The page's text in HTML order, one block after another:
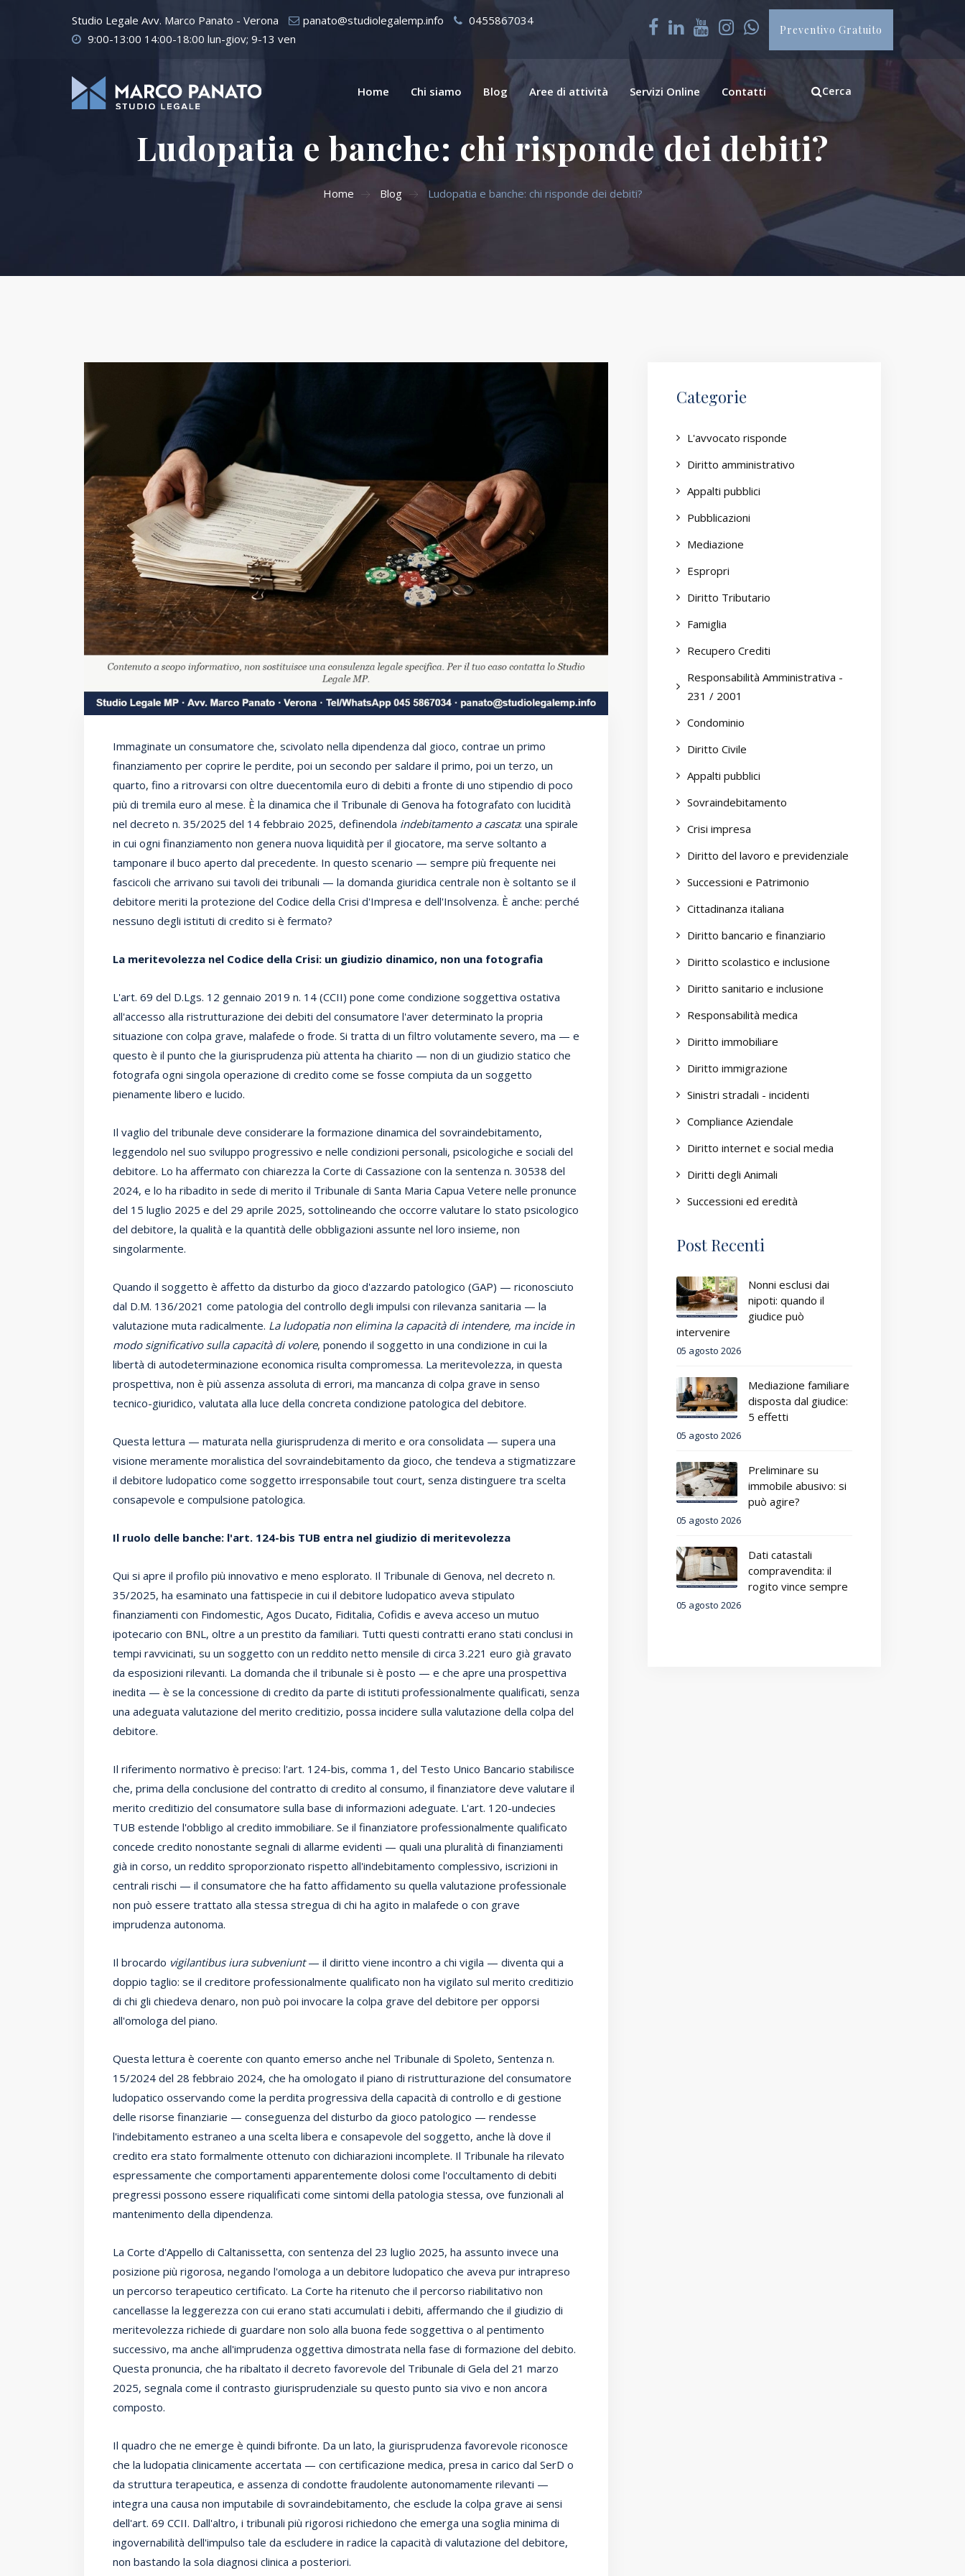
Studio Legale Avv. Marco Panato - Verona panato@studiolegalemp.info
0455867034
9:00-13:00 14:00-18:00 lun-giov; 9-13 ven
Preventivo Gratuito
Home Chi siamo Blog Aree di attività Servizi Online Contatti Cerca
Ludopatia e banche: chi risponde dei debiti?
Home Blog Ludopatia e banche: chi risponde dei debiti?
Immaginate un consumatore che, scivolato nella dipendenza dal gioco, contrae un primo
finanziamento per coprire le perdite, poi un secondo per saldare il primo, poi un terzo, un
quarto, fino a ritrovarsi con oltre duecentomila euro di debiti a fronte di uno stipendio di poco
più di tremila euro al mese. È la dinamica che il Tribunale di Genova ha fotografato con lucidità
nel decreto n. 35/2025 del 14 febbraio 2025, definendola indebitamento a cascata: una spirale
in cui ogni finanziamento non genera nuova liquidità per il giocatore, ma serve soltanto a
tamponare il buco aperto dal precedente. In questo scenario — sempre più frequente nei
fascicoli che arrivano sui tavoli dei tribunali — la domanda giuridica centrale non è soltanto se il
debitore meriti la protezione del Codice della Crisi d'Impresa e dell'Insolvenza. È anche: perché
nessuno degli istituti di credito si è fermato?
La meritevolezza nel Codice della Crisi: un giudizio dinamico, non una fotografia
L'art. 69 del D.Lgs. 12 gennaio 2019 n. 14 (CCII) pone come condizione soggettiva ostativa
all'accesso alla ristrutturazione dei debiti del consumatore l'aver determinato la propria
situazione con colpa grave, malafede o frode. Si tratta di un filtro volutamente severo, ma — e
questo è il punto che la giurisprudenza più attenta ha chiarito — non di un giudizio statico che
fotografa ogni singola operazione di credito come se fosse compiuta da un soggetto
pienamente libero e lucido.
Il vaglio del tribunale deve considerare la formazione dinamica del sovraindebitamento,
leggendolo nel suo sviluppo progressivo e nelle condizioni personali, psicologiche e sociali del
debitore. Lo ha affermato con chiarezza la Corte di Cassazione con la sentenza n. 30538 del
2024, e lo ha ribadito in sede di merito il Tribunale di Santa Maria Capua Vetere nelle pronunce
del 15 luglio 2025 e del 29 aprile 2025, sottolineando che occorre valutare lo stato psicologico
del debitore, la qualità e la quantità delle obbligazioni assunte nel loro insieme, non
singolarmente.
Quando il soggetto è affetto da disturbo da gioco d'azzardo patologico (GAP) — riconosciuto
dal D.M. 136/2021 come patologia del controllo degli impulsi con rilevanza sanitaria — la
valutazione muta radicalmente. La ludopatia non elimina la capacità di intendere, ma incide in
modo significativo sulla capacità di volere, ponendo il soggetto in una condizione in cui la
libertà di autodeterminazione economica risulta compromessa. La meritevolezza, in questa
prospettiva, non è più assenza assoluta di errori, ma mancanza di colpa grave in senso
tecnico-giuridico, valutata alla luce della concreta condizione patologica del debitore.
Questa lettura — maturata nella giurisprudenza di merito e ora consolidata — supera una
visione meramente moralistica del sovraindebitamento da gioco, che tendeva a stigmatizzare
il debitore ludopatico come soggetto irresponsabile tout court, senza distinguere tra scelta
consapevole e compulsione patologica.
Il ruolo delle banche: l'art. 124-bis TUB entra nel giudizio di meritevolezza
Qui si apre il profilo più innovativo e meno esplorato. Il Tribunale di Genova, nel decreto n.
35/2025, ha esaminato una fattispecie in cui il debitore ludopatico aveva stipulato
finanziamenti con Findomestic, Agos Ducato, Fiditalia, Cofidis e aveva acceso un mutuo
ipotecario con BNL, oltre a un prestito da familiari. Tutti questi contratti erano stati conclusi in
tempi ravvicinati, su un soggetto con un reddito netto mensile di circa 3.221 euro già gravato
da esposizioni rilevanti. La domanda che il tribunale si è posto — e che apre una prospettiva
inedita — è se la concessione di credito da parte di istituti professionalmente qualificati, senza
una adeguata valutazione del merito creditizio, possa incidere sulla valutazione della colpa del
debitore.
Il riferimento normativo è preciso: l'art. 124-bis, comma 1, del Testo Unico Bancario stabilisce
che, prima della conclusione del contratto di credito al consumo, il finanziatore deve valutare il
merito creditizio del consumatore sulla base di informazioni adeguate. L'art. 120-undecies
TUB estende l'obbligo al credito immobiliare. Se il finanziatore professionalmente qualificato
concede credito nonostante segnali di allarme evidenti — quali una pluralità di finanziamenti
già in corso, un reddito sproporzionato rispetto all'indebitamento complessivo, iscrizioni in
centrali rischi — il consumatore che ha fatto affidamento su quella valutazione professionale
non può essere trattato alla stessa stregua di chi ha agito in malafede o con grave
imprudenza autonoma.
Il brocardo vigilantibus iura subveniunt— il diritto viene incontro a chi vigila — diventa qui a
doppio taglio: se il creditore professionalmente qualificato non ha vigilato sul merito creditizio
di chi gli chiedeva denaro, non può poi invocare la colpa grave del debitore per opporsi
all'omologa del piano.
Questa lettura è coerente con quanto emerso anche nel Tribunale di Spoleto, Sentenza n.
15/2024 del 28 febbraio 2024, che ha omologato il piano di ristrutturazione del consumatore
ludopatico osservando come la perdita progressiva della capacità di controllo e di gestione
delle risorse finanziarie — conseguenza del disturbo da gioco patologico — rendesse
l'indebitamento estraneo a una scelta libera e consapevole del soggetto, anche là dove il
credito era stato formalmente ottenuto con dichiarazioni incomplete. Il Tribunale ha rilevato
espressamente che comportamenti apparentemente dolosi come l'occultamento di debiti
pregressi possono essere riqualificati come sintomi della patologia stessa, ove funzionali al
mantenimento della dipendenza.
La Corte d'Appello di Caltanissetta, con sentenza del 23 luglio 2025, ha assunto invece una
posizione più rigorosa, negando l'omologa a un debitore ludopatico che aveva pur intrapreso
un percorso terapeutico certificato. La Corte ha ritenuto che il percorso riabilitativo non
cancellasse la leggerezza con cui erano stati accumulati i debiti, affermando che il giudizio di
meritevolezza richiede di guardare non solo alla buona fede soggettiva o al pentimento
successivo, ma anche all'imprudenza oggettiva dimostrata nella fase di formazione del debito.
Questa pronuncia, che ha ribaltato il decreto favorevole del Tribunale di Gela del 21 marzo
2025, segnala come il contrasto giurisprudenziale su questo punto sia vivo e non ancora
composto.
Il quadro che ne emerge è quindi bifronte. Da un lato, la giurisprudenza favorevole riconosce
che la ludopatia clinicamente accertata — con certificazione medica, presa in carico dal SerD o
da struttura terapeutica, e assenza di condotte fraudolente autonomamente rilevanti —
integra una causa non imputabile di sovraindebitamento, che esclude la colpa grave ai sensi
dell'art. 69 CCII. Dall'altro, i tribunali più rigorosi richiedono che emerga una soglia minima di
ingovernabilità dell'impulso tale da escludere in radice la capacità di valutazione del debitore,
non bastando la sola diagnosi clinica a posteriori.
Categorie
L'avvocato risponde
Diritto amministrativo
Appalti pubblici
Pubblicazioni
Mediazione
Espropri
Diritto Tributario
Famiglia
Recupero Crediti
Responsabilità Amministrativa -
231 / 2001
Condominio
Diritto Civile
Appalti pubblici
Sovraindebitamento
Crisi impresa
Diritto del lavoro e previdenziale
Successioni e Patrimonio
Cittadinanza italiana
Diritto bancario e finanziario
Diritto scolastico e inclusione
Diritto sanitario e inclusione
Responsabilità medica
Diritto immobiliare
Diritto immigrazione
Sinistri stradali - incidenti
Compliance Aziendale
Diritto internet e social media
Diritti degli Animali
Successioni ed eredità
Post Recenti
Nonni esclusi dai
nipoti: quando il
giudice può
intervenire
05 agosto 2026
Mediazione familiare
disposta dal giudice:
5 effetti
05 agosto 2026
Preliminare su
immobile abusivo: si
può agire?
05 agosto 2026
Dati catastali
compravendita: il
rogito vince sempre
05 agosto 2026